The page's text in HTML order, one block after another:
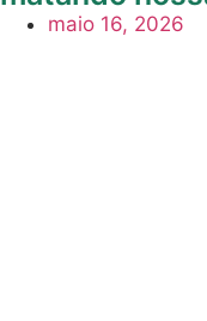
maio 16, 2026